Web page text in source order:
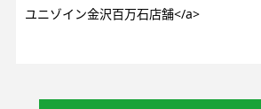
ユニゾイン金沢百万石店舗</a>